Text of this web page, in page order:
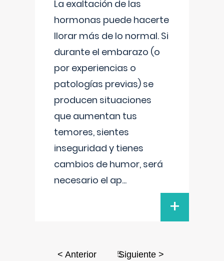
La exaltación de las
hormonas puede hacerte
llorar más de lo normal. Si
durante el embarazo (o
por experiencias o
patologías previas) se
producen situaciones
que aumentan tus
temores, sientes
inseguridad y tienes
cambios de humor, será
necesario el ap...
+
< Anterior 5
Siguiente >